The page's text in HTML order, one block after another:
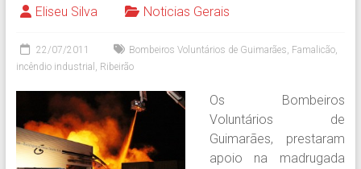
Eliseu Silva Noticias Gerais
22/07/2011 Bombeiros Voluntários de Guimarães, Famalicão,
incêndio industrial , Ribeirão
Os Bombeiros
Voluntários de
Guimarães, prestaram
apoio na madrugada